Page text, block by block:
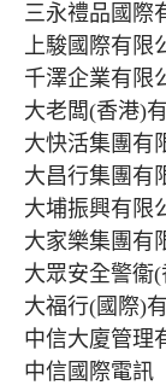
三永禮品國際
上駿國際有限
千澤企業有限
大老闆(香港)
大快活集團有
大昌行集團有
大埔振興有限
大家樂集團有
大眾安全警衞(
大福行(國際)
中信大廈管理
中信國際電訊